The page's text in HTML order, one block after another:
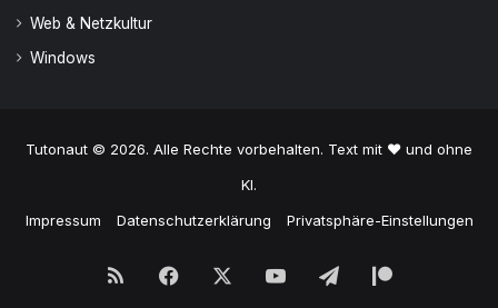
Web & Netzkultur
Windows
Tutonaut © 2026. Alle Rechte vorbehalten. Text mit ♥ und ohne
KI.
Impressum
Datenschutzerklärung Privatsphäre-Einstellungen
RSS Facebook YouTubeTelegram